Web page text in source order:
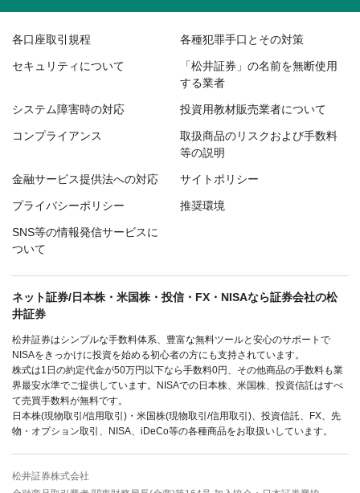
各口座取引規程 各種犯罪手口とその対策
セキュリティについて
「松井証券」の名前を無断使用
する業者
システム障害時の対応 投資用教材販売業者について
コンプライアンス
取扱商品のリスクおよび手数料
等の説明
金融サービス提供法への対応 サイトポリシー
プライバシーポリシー 推奨環境
SNS等の情報発信サービスに
ついて
ネット証券/日本株・米国株・投信・FX・NISAなら証券会社の松
井証券
松井証券はシンプルな手数料体系、豊富な無料ツールと安心のサポートで
NISAをきっかけに投資を始める初心者の方にも支持されています。
株式は1日の約定代金が50万円以下なら手数料0円、その他商品の手数料も業
界最安水準でご提供しています。NISAでの日本株、米国株、投資信託はすべ
て売買手数料が無料です。
日本株(現物取引/信用取引)・米国株(現物取引/信用取引)、投資信託、FX、先
物・オプション取引、NISA、iDeCo等の各種商品をお取扱いしています。
松井証券株式会社